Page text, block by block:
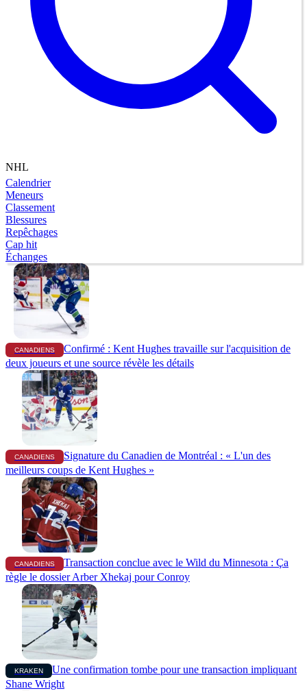
NHL
Calendrier
Meneurs
Classement
Blessures
Repêchages
Cap hit
Échanges
CANADIENS
Confirmé : Kent Hughes travaille sur l'acquisition de
deux joueurs et une source révèle les détails
CANADIENS
Signature du Canadien de Montréal : « L'un des
meilleurs coups de Kent Hughes »
CANADIENS
Transaction conclue avec le Wild du Minnesota : Ça
règle le dossier Arber Xhekaj pour Conroy
KRAKEN
Une confirmation tombe pour une transaction impliquant
Shane Wright